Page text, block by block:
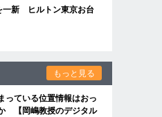
一新 ヒルトン東京お台
もっと見る
っている位置情報はおっ
【岡嶋教授のデジタル